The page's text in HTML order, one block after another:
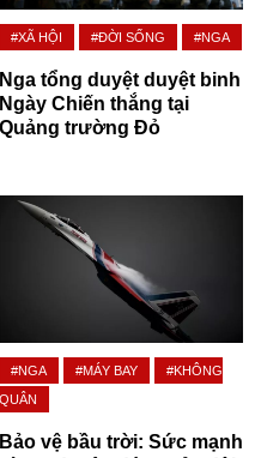
#XÃ HỘI #ĐỜI SỐNG #NGA
Nga tổng duyệt duyệt binh
Ngày Chiến thắng tại
Quảng trường Đỏ
#NGA #MÁY BAY
#KHÔNG
QUÂN
Bảo vệ bầu trời: Sức mạnh